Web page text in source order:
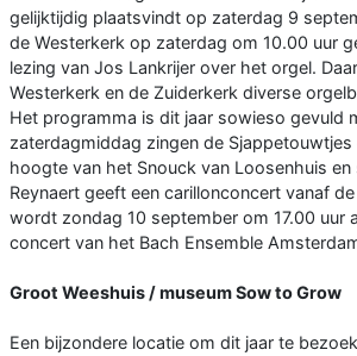
gelijktijdig plaatsvindt op zaterdag 9
de Westerkerk op zaterdag om 10.00 uur
lezing van Jos Lankrijer over het orgel.
Westerkerk en de Zuiderkerk diverse
Het programma is dit jaar sowieso gevuld
zaterdagmiddag zingen de
hoogte van het Snouck van Loosenhuis
Reynaert geeft een carillonconcert vanaf
wordt zondag 10 september om 17.00 uur
concert van het Bach Ensemble
Groot Weeshuis / museum Sow to Grow
Een bijzondere locatie om dit jaar te